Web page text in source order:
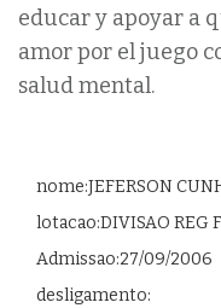
educar y apoyar a
amor por el juego
salud mental.
nome:JEFERSON
lotacao:DIVISAO REG
Admissao:27/09/2006
desligamento: